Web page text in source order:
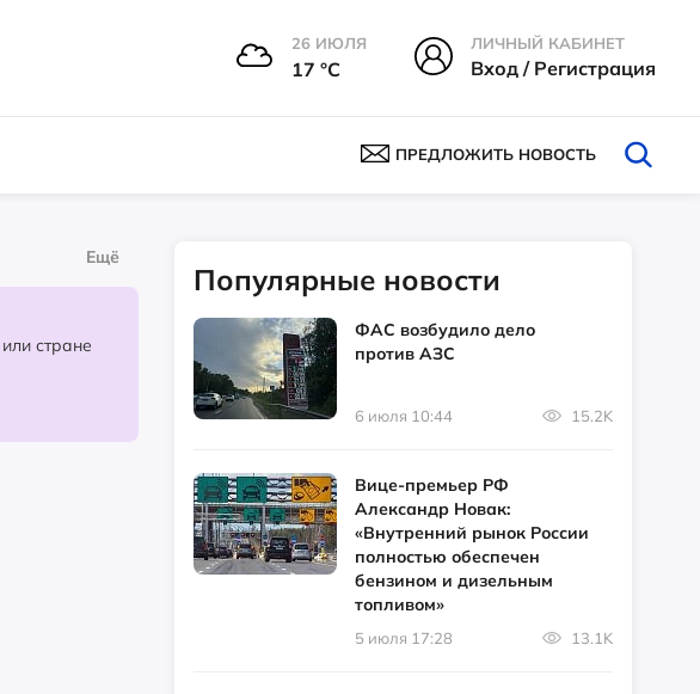
26 ИЮЛЯ
17 °С
ЛИЧНЫЙ КАБИНЕТ
Вход / Регистрация
ПРЕДЛОЖИТЬ НОВОСТЬ
Ещё
области или стране
Популярные новости
ФАС возбудило дело
против АЗС
6 июля 10:44 15.2K
Вице-премьер РФ
Александр Новак:
«Внутренний рынок России
полностью обеспечен
бензином и дизельным
топливом»
5 июля 17:28 13.1K